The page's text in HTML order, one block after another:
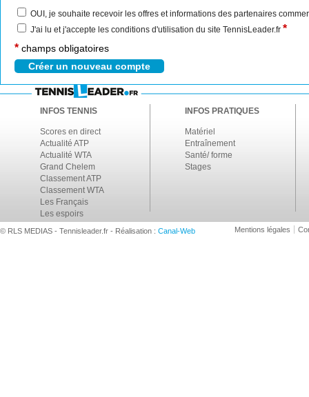
OUI, je souhaite recevoir les offres et informations des partenaires
J'ai lu et j'accepte les conditions d'utilisation du site TennisLeader.fr *
* champs obligatoires
INFOS TENNIS
Scores en direct
Actualité ATP
Actualité WTA
Grand Chelem
Classement ATP
Classement WTA
Les Français
Les espoirs
INFOS PRATIQUES
Matériel
Entraînement
Santé/ forme
Stages
© RLS MEDIAS - Tennisleader.fr - Réalisation : Canal-Web Mentions légales